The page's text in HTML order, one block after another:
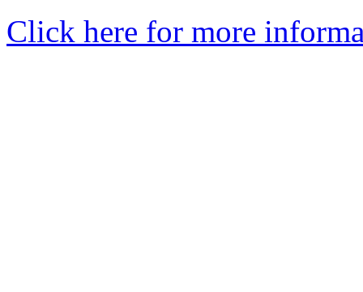
Click here for more